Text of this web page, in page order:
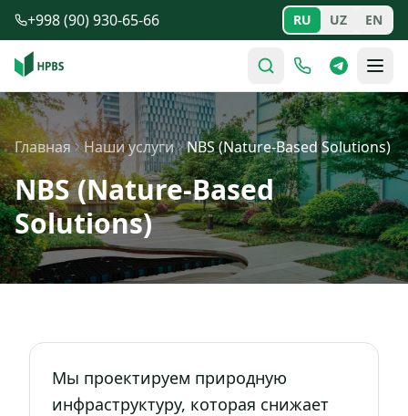
Перейти к содержимому
+998 (90) 930-65-66 RU UZ EN
Главная Наши услуги NBS (Nature-Based Solutions)
NBS (Nature-Based
Solutions)
Мы проектируем природную
инфраструктуру, которая снижает